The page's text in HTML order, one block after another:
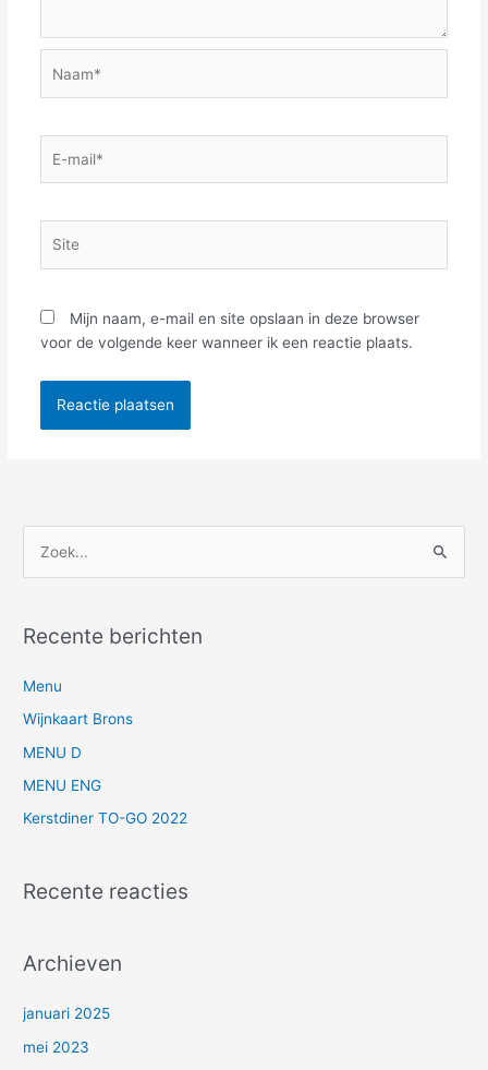
mail*
Mijn naam, e-mail en site opslaan in deze browser
voor de volgende keer wanneer ik een reactie plaats.
k
r
:
Recente berichten
Menu
Wijnkaart Brons
MENU D
MENU ENG
Kerstdiner TO-GO 2022
Recente reacties
Archieven
januari 2025
mei 2023